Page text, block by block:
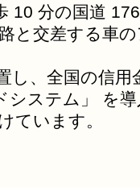
10 分の国道
と交差する車
、全国の信用
システム」 を
ています。